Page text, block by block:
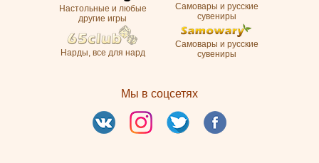
Настольные и любые
другие игры
Самовары и русские
сувениры
Нарды, все для нард
Самовары и русские
сувениры
Мы в соцсетях